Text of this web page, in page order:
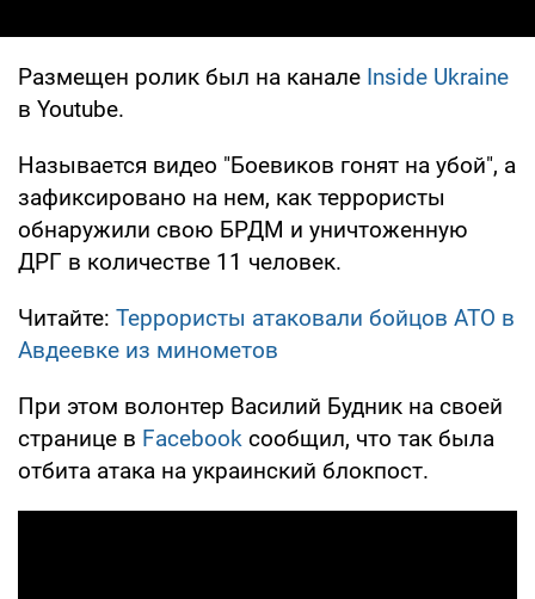
Размещен ролик был на канале Inside Ukraine
в Youtube.
Называется видео "Боевиков гонят на убой", а
зафиксировано на нем, как террористы
обнаружили свою БРДМ и уничтоженную
ДРГ в количестве 11 человек.
Читайте: Террористы атаковали бойцов АТО в
Авдеевке из минометов
При этом волонтер Василий Будник на своей
странице в Facebook сообщил, что так была
отбита атака на украинский блокпост.